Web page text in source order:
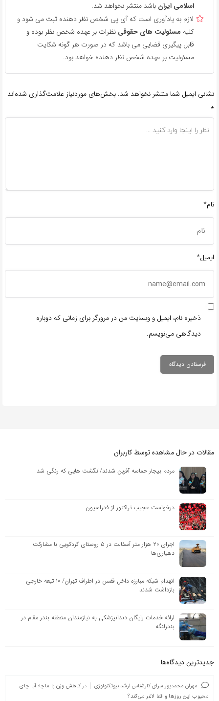
اسلامی ایران باشد منتشر نخواهد شد.
لازم به یادآوری است که آی پی شخص نظر دهنده ثبت می شود و
کلیه مسئولیت های حقوقی نظرات بر عهده شخص نظر بوده و
قابل پیگیری قضایی می باشد که در صورت هر گونه شکایت
مسئولیت بر عهده شخص نظر دهنده خواهد بود.
نشانی ایمیل شما منتشر نخواهد شد. بخش‌های موردنیاز علامت‌گذاری شده‌اند
*
نام*
ایمیل*
ذخیره نام، ایمیل و وبسایت من در مرورگر برای زمانی که دوباره
دیدگاهی می‌نویسم.
مقالات در حال مشاهده توسط کاربران
مردم بیجار حماسه آفرین شدند/انگشت هایی که رنگی شد
درخواست عجیب تراکتور از فدراسیون
اجرای ۲۰ هزار متر آسفالت در ۵ روستای کردکویی با مشارکت
دهیاری‌ها
انهدام شبکه مبارزه داخل قفس در اطراف تهران/ ۱۰ تبعه خارجی
بازداشت شدند
ارائه خدمات رایگان دندانپزشکی به نیازمندان منطقه بندر مقام در
بندرلنگه
جدیدترین دیدگاه‌‌ها
مهران محمدپور سرای کارشناس ارشد بیوتکنولوژی در کاهش وزن با ماچا؛ آیا چای
محبوب این روزها واقعا لاغر می‌کند؟